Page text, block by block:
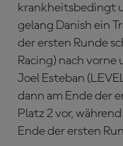
krankheitsbedingt
gelang Danish ein
der ersten Runde
Racing) nach
Joel Esteban
dann am Ende der
Platz 2 vor,
Ende der ersten